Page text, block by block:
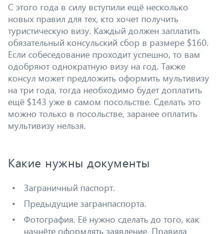
С этого года в силу вступили ещё несколько
новых правил для тех, кто хочет получить
туристическую визу. Каждый должен заплатить
обязательный консульский сбор в размере $160.
Если собеседование проходит успешно, то вам
одобряют однократную визу на год. Также
консул может предложить оформить мультивизу
на три года, тогда необходимо будет доплатить
ещё $143 уже в самом посольстве. Сделать это
можно только в посольстве, заранее оплатить
мультивизу нельзя.
Какие нужны документы
Заграничный паспорт.
Предыдущие загранпаспорта.
Фотография. Её нужно сделать до того, как
начнёте оформлять заявление. Правила